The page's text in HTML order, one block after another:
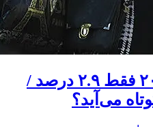
دلار ۴ درصد ریخت، ۲۰۷ فقط ۲.۹ درصد /
می‌آید؟